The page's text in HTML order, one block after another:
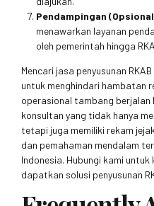
Pendampingan
menawarkan layanan
oleh pemerintah hingga
Mencari jasa penyusunan
untuk menghindari hambatan
operasional tambang berjalan
konsultan yang tidak hanya
tetapi juga memiliki rekam
dan pemahaman mendalam
Indonesia. Hubungi kami
dapatkan solusi penyusunan